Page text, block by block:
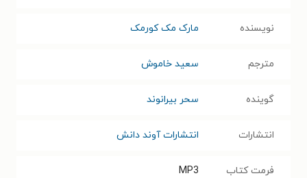
نویسنده مارک مک کورمک
مترجم سعید خاموش
گوینده سحر بیرانوند
انتشارات انتشارات آوند دانش
فرمت کتاب MP3